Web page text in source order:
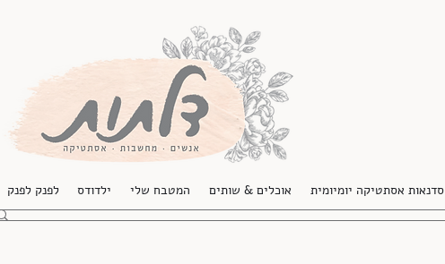
סדנאות אסתטיקה יומיומית אוכלים & שותים המטבח שלי ילדודס לפנק לפנק